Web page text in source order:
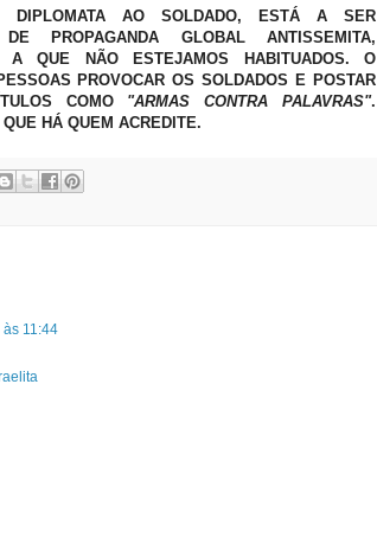
DIPLOMATA AO SOLDADO, ESTÁ A SER
PROPAGANDA GLOBAL ANTISSEMITA,
A QUE NÃO ESTEJAMOS HABITUADOS. O
PROVOCAR OS SOLDADOS E POSTAR
COMO "ARMAS CONTRA PALAVRAS".
HÁ QUEM ACREDITE.
11:44